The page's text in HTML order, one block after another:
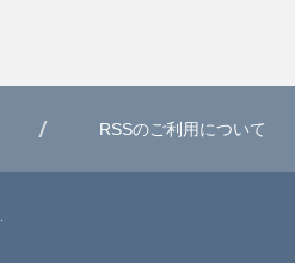
RSSのご利用について